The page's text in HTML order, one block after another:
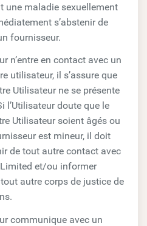
une maladie sexuellement
s’abstenir de
fournisseur.
n’entre en contact avec un
utilisateur, il s’assure que
Utilisateur ne se présente
l’Utilisateur doute que le
Utilisateur soient âgés ou
est mineur, il doit
de tout autre contact avec
et/ou informer
autre corps de justice de
communique avec un